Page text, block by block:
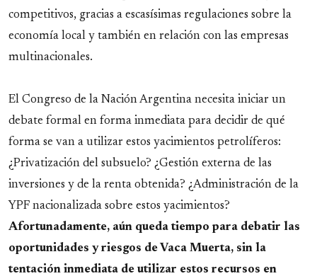
competitivos, gracias a escasísimas regulaciones sobre la
economía local y también en relación con las empresas
multinacionales.
El Congreso de la Nación Argentina necesita iniciar un
debate formal en forma inmediata para decidir de qué
forma se van a utilizar estos yacimientos petrolíferos:
¿Privatización del subsuelo? ¿Gestión externa de las
inversiones y de la renta obtenida? ¿Administración de la
YPF nacionalizada sobre estos yacimientos?
Afortunadamente, aún queda tiempo para debatir las
oportunidades y riesgos de Vaca Muerta, sin la
tentación inmediata de utilizar estos recursos en